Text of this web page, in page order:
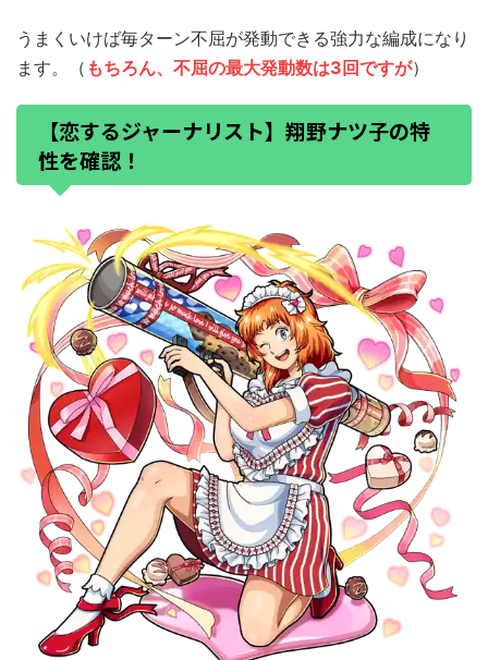
うまくいけば毎ターン不屈が発動できる強力な編成になり
ます。（ もちろん、不屈の最大発動数は3回ですが）
【恋するジャーナリスト】翔野ナツ子の特
性を確認！